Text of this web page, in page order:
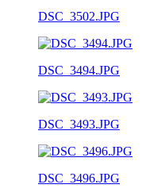
DSC_3502.JPG
DSC_3494.JPG
DSC_3493.JPG
DSC_3496.JPG